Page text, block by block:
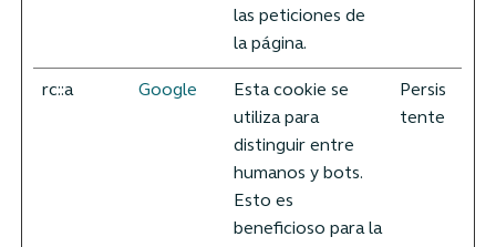
las peticiones de
la página.
rc::a Google
Esta cookie se
utiliza para
distinguir entre
humanos y bots.
Esto es
beneficioso para la
Persis
tente